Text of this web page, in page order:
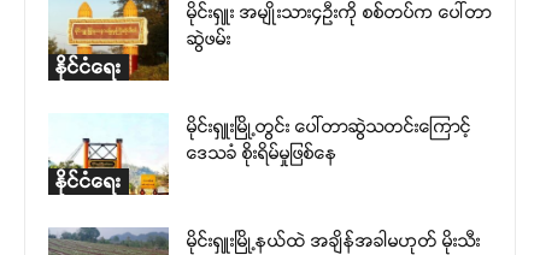
နိုင်ငံရေး
မိုင်းရှူး အမျိုးသား၄ဉီးကို စစ်တပ်က ပေါ်တာ
ဆွဲဖမ်း
နိုင်ငံရေး
မိုင်းရှူးမြို့တွင်း ပေါ်တာဆွဲသတင်းကြောင့်
ဒေသခံ စိုးရိမ်မှုဖြစ်နေ
မိုင်းရှူးမြို့နယ်ထဲ အချိန်အခါမဟုတ် မိုးသီး